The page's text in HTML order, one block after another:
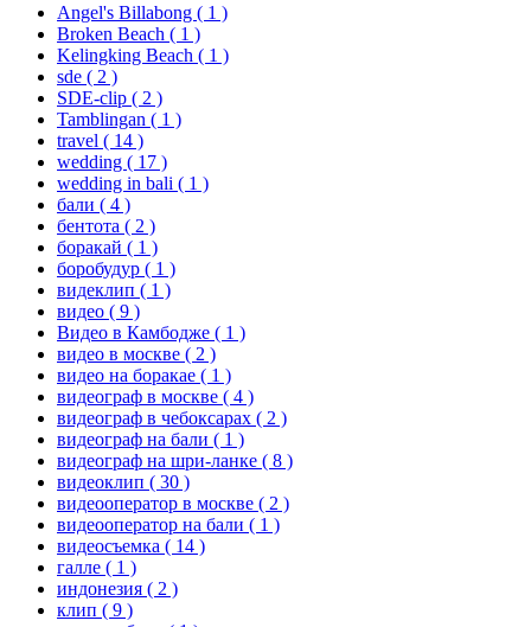
Angel's Billabong ( 1 )
Broken Beach ( 1 )
Kelingking Beach ( 1 )
sde ( 2 )
SDE-clip ( 2 )
Tamblingan ( 1 )
travel ( 14 )
wedding ( 17 )
wedding in bali ( 1 )
бали ( 4 )
бентота ( 2 )
боракай ( 1 )
боробудур ( 1 )
видеклип ( 1 )
видео ( 9 )
Видео в Камбодже ( 1 )
видео в москве ( 2 )
видео на боракае ( 1 )
видеограф в москве ( 4 )
видеограф в чебоксарах ( 2 )
видеограф на бали ( 1 )
видеограф на шри-ланке ( 8 )
видеоклип ( 30 )
видеооператор в москве ( 2 )
видеооператор на бали ( 1 )
видеосъемка ( 14 )
галле ( 1 )
индонезия ( 2 )
клип ( 9 )